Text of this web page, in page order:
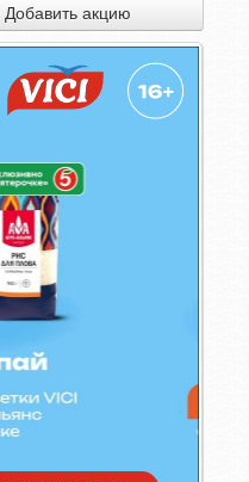
Добавить акцию